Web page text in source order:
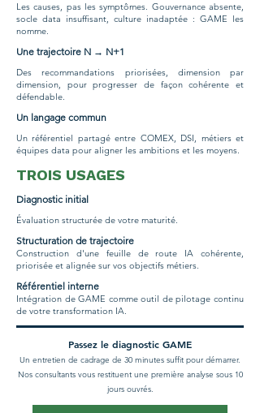
Les causes, pas les symptômes. Gouvernance absente,
socle data insuffisant, culture inadaptée : GAME les
nomme.
Une trajectoire N → N+1
Des recommandations priorisées, dimension par
dimension, pour progresser de façon cohérente et
défendable.
Un langage commun
Un référentiel partagé entre COMEX, DSI, métiers et
équipes data pour aligner les ambitions et les moyens.
TROIS USAGES
Diagnostic initial
Évaluation structurée de votre maturité.
Structuration de trajectoire
Construction d'une feuille de route IA cohérente,
priorisée et alignée sur vos objectifs métiers.
Référentiel interne
Intégration de GAME comme outil de pilotage continu
de votre transformation IA.
Passez le diagnostic GAME
Un entretien de cadrage de 30 minutes suffit pour démarrer.
Nos consultants vous restituent une première analyse sous 10
jours ouvrés.